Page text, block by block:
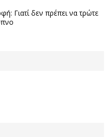
Γιατί δεν πρέπει να τρώτε